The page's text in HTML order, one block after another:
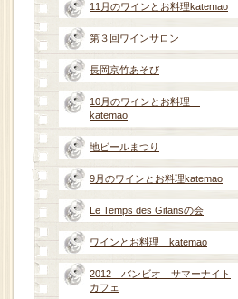
11月のワインとお料理katemao
第３回ワインサロン
長岡京竹あそび
10月のワインとお料理
katemao
地ビールまつり
9月のワインとお料理katemao
Le Temps des Gitansの会
ワインとお料理 katemao
2012 バンビオ サマーナイト
カフェ